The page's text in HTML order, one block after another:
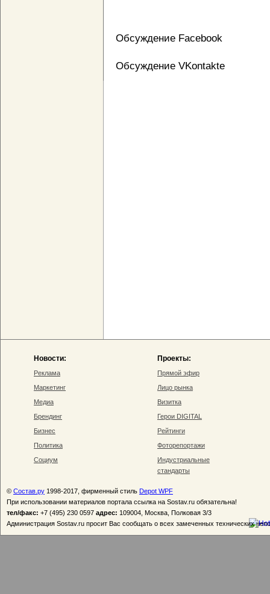
Обсуждение Facebook
Обсуждение VKontakte
Новости:
Реклама
Маркетинг
Медиа
Брендинг
Бизнес
Политика
Социум
Проекты:
Прямой эфир
Лицо рынка
Визитка
Герои DIGITAL
Рейтинги
Фоторепортажи
Индустриальные
стандарты
© Состав.ру 1998-2017, фирменный стиль Depot WPF
При использовании материалов портала ссылка на Sostav.ru обязательна!
тел/факс: +7 (495) 230 0597 адрес: 109004, Москва, Полковая 3/3
Администрация Sostav.ru просит Вас сообщать о всех замеченных технических